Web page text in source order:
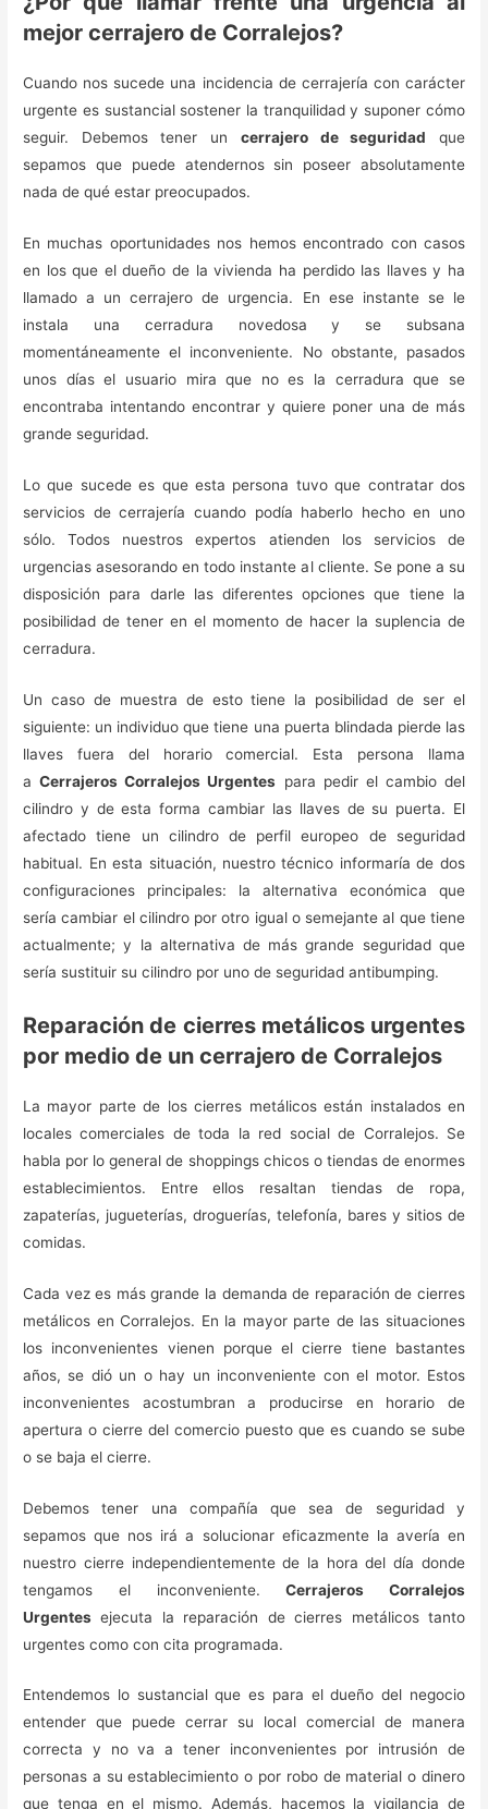
mejor cerrajero de Corralejos?
Cuando nos sucede una incidencia de cerrajería con carácter
urgente es sustancial sostener la tranquilidad y suponer cómo
seguir. Debemos tener un cerrajero de seguridad que
sepamos que puede atendernos sin poseer absolutamente
nada de qué estar preocupados.
En muchas oportunidades nos hemos encontrado con casos
en los que el dueño de la vivienda ha perdido las llaves y ha
llamado a un cerrajero de urgencia. En ese instante se le
instala una cerradura novedosa y se subsana
momentáneamente el inconveniente. No obstante, pasados
unos días el usuario mira que no es la cerradura que se
encontraba intentando encontrar y quiere poner una de más
grande seguridad.
Lo que sucede es que esta persona tuvo que contratar dos
servicios de cerrajería cuando podía haberlo hecho en uno
sólo. Todos nuestros expertos atienden los servicios de
urgencias asesorando en todo instante al cliente. Se pone a su
disposición para darle las diferentes opciones que tiene la
posibilidad de tener en el momento de hacer la suplencia de
cerradura.
Un caso de muestra de esto tiene la posibilidad de ser el
siguiente: un individuo que tiene una puerta blindada pierde las
llaves fuera del horario comercial. Esta persona llama
aCerrajeros Corralejos Urgentes para pedir el cambio del
cilindro y de esta forma cambiar las llaves de su puerta. El
afectado tiene un cilindro de perfil europeo de seguridad
habitual. En esta situación, nuestro técnico informaría de dos
configuraciones principales: la alternativa económica que
sería cambiar el cilindro por otro igual o semejante al que tiene
actualmente; y la alternativa de más grande seguridad que
sería sustituir su cilindro por uno de seguridad antibumping.
Reparación de cierres metálicos urgentes
por medio de un cerrajero de Corralejos
La mayor parte de los cierres metálicos están instalados en
locales comerciales de toda la red social de Corralejos. Se
habla por lo general de shoppings chicos o tiendas de enormes
establecimientos. Entre ellos resaltan tiendas de ropa,
zapaterías, jugueterías, droguerías, telefonía, bares y sitios de
comidas.
Cada vez es más grande la demanda de reparación de cierres
metálicos en Corralejos. En la mayor parte de las situaciones
los inconvenientes vienen porque el cierre tiene bastantes
años, se dió un o hay un inconveniente con el motor. Estos
inconvenientes acostumbran a producirse en horario de
apertura o cierre del comercio puesto que es cuando se sube
o se baja el cierre.
Debemos tener una compañía que sea de seguridad y
sepamos que nos irá a solucionar eficazmente la avería en
nuestro cierre independientemente de la hora del día donde
tengamos el inconveniente.Cerrajeros Corralejos
Urgentes ejecuta la reparación de cierres metálicos tanto
urgentes como con cita programada.
Entendemos lo sustancial que es para el dueño del negocio
entender que puede cerrar su local comercial de manera
correcta y no va a tener inconvenientes por intrusión de
personas a su establecimiento o por robo de material o dinero
que tenga en el mismo. Además, hacemos la vigilancia de